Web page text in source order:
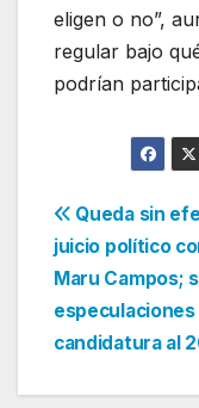
eligen o no”,
regular bajo
podrían
de
Queda sin
juicio político
Maru Campos;
candidatura al